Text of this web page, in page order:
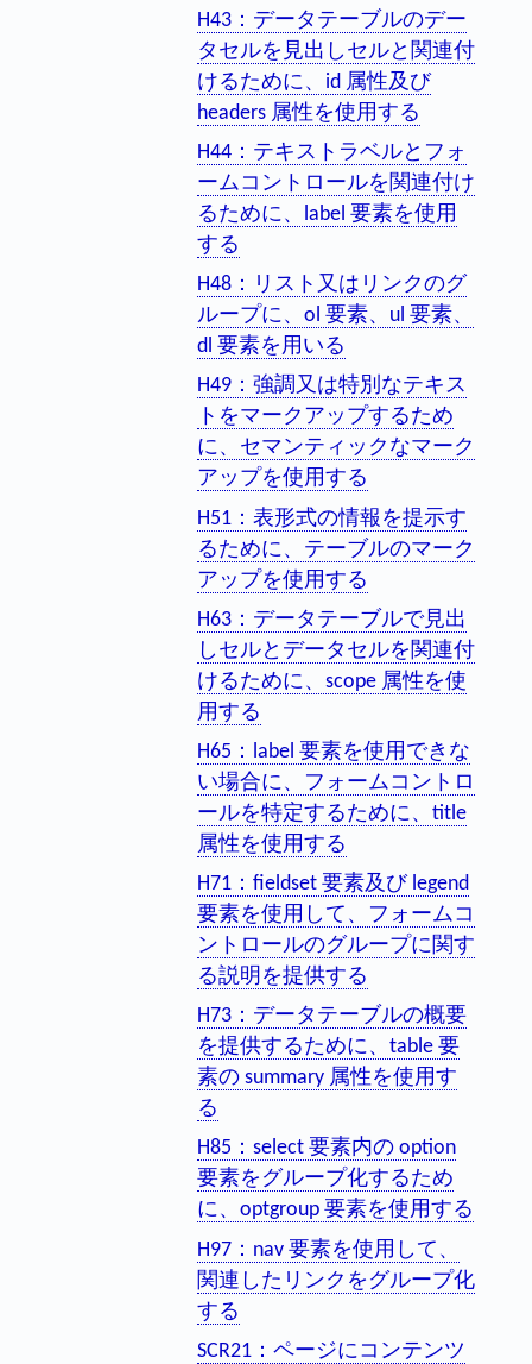
H43：データテーブルのデー
タセルを見出しセルと関連付
けるために、id 属性及び
headers 属性を使用する
H44：テキストラベルとフォ
ームコントロールを関連付け
るために、label 要素を使用
する
H48：リスト又はリンクのグ
ループに、ol 要素、ul 要素、
dl 要素を用いる
H49：強調又は特別なテキス
トをマークアップするため
に、セマンティックなマーク
アップを使用する
H51：表形式の情報を提示す
るために、テーブルのマーク
アップを使用する
H63：データテーブルで見出
しセルとデータセルを関連付
けるために、scope 属性を使
用する
H65：label 要素を使用できな
い場合に、フォームコントロ
ールを特定するために、title
属性を使用する
H71：fieldset 要素及び legend
要素を使用して、フォームコ
ントロールのグループに関す
る説明を提供する
H73：データテーブルの概要
を提供するために、table 要
素の summary 属性を使用す
る
H85：select 要素内の option
要素をグループ化するため
に、optgroup 要素を使用する
H97：nav 要素を使用して、
関連したリンクをグループ化
する
SCR21：ページにコンテンツ